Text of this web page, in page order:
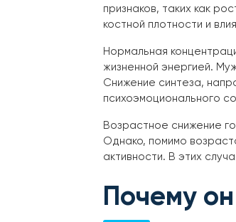
признаков, таких как
костной плотности и
Нормальная
жизненной энергией.
Снижение синтеза,
психоэмоционального
Возрастное снижение
Однако, помимо
активности. В этих
Почему